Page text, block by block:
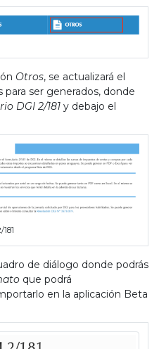
Otros, se actualizará el
ser generados, donde
DGI 2/181 y debajo el
de diálogo donde podrás
que podrá
en la aplicación Beta